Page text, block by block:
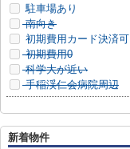
駐車場あり
南向き
初期費用カード決済可
初期費用0
科学大が近い
手稲渓仁会病院周辺
新着物件